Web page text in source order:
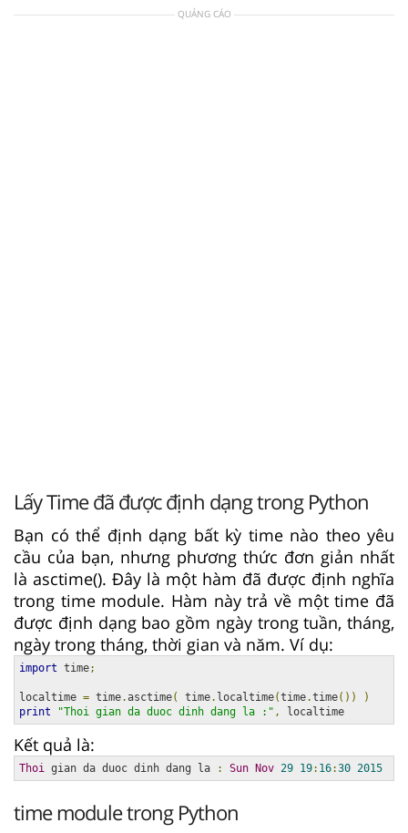
QUẢNG CÁO
Lấy Time đã được định dạng trong Python
Bạn có thể định dạng bất kỳ time nào theo yêu
cầu của bạn, nhưng phương thức đơn giản nhất
là asctime(). Đây là một hàm đã được định nghĩa
trong time module. Hàm này trả về một time đã
được định dạng bao gồm ngày trong tuần, tháng,
ngày trong tháng, thời gian và năm. Ví dụ:
import time;
localtime = time.asctime( time. localtime(time.time())
)
print
"Thoi gian da duoc dinh dang la :" , localtime
Kết quả là:
Thoi gian da duoc dinh dang la : Sun Nov 29 19: 16:30 2015
time module trong Python